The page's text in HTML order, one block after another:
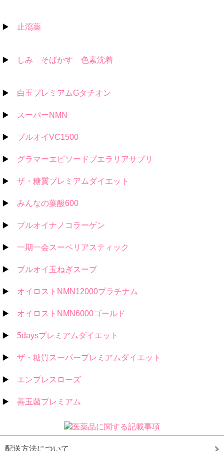
▶️ 止瀉薬
▶️ しみ そばかす 色素沈着
▶️ 白玉プレミアムGタチオン
▶️ スーパーNMN
▶️ プルオイVC1500
▶️ グラマーエピソードプエラリアサプリ
▶️ ザ・糖質プレミアムダイエット
▶️ みんなの葉酸600
▶️ プルオイナノコラーゲン
▶️ 一期一会スーペリアスティック
▶️ プルオイ玉ねぎスープ
▶️ オイロストNMN12000プラチナム
▶️ オイロストNMN6000ゴールド
▶️ 5daysプレミアムダイエット
▶️ ザ・糖質スーパープレミアムダイエット
▶️ エンプレスローズ
▶️ 善玉菌プレミアム
配送方法について